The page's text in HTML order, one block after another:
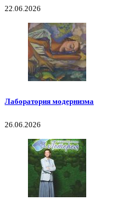
22.06.2026
Лаборатория модернизма
26.06.2026